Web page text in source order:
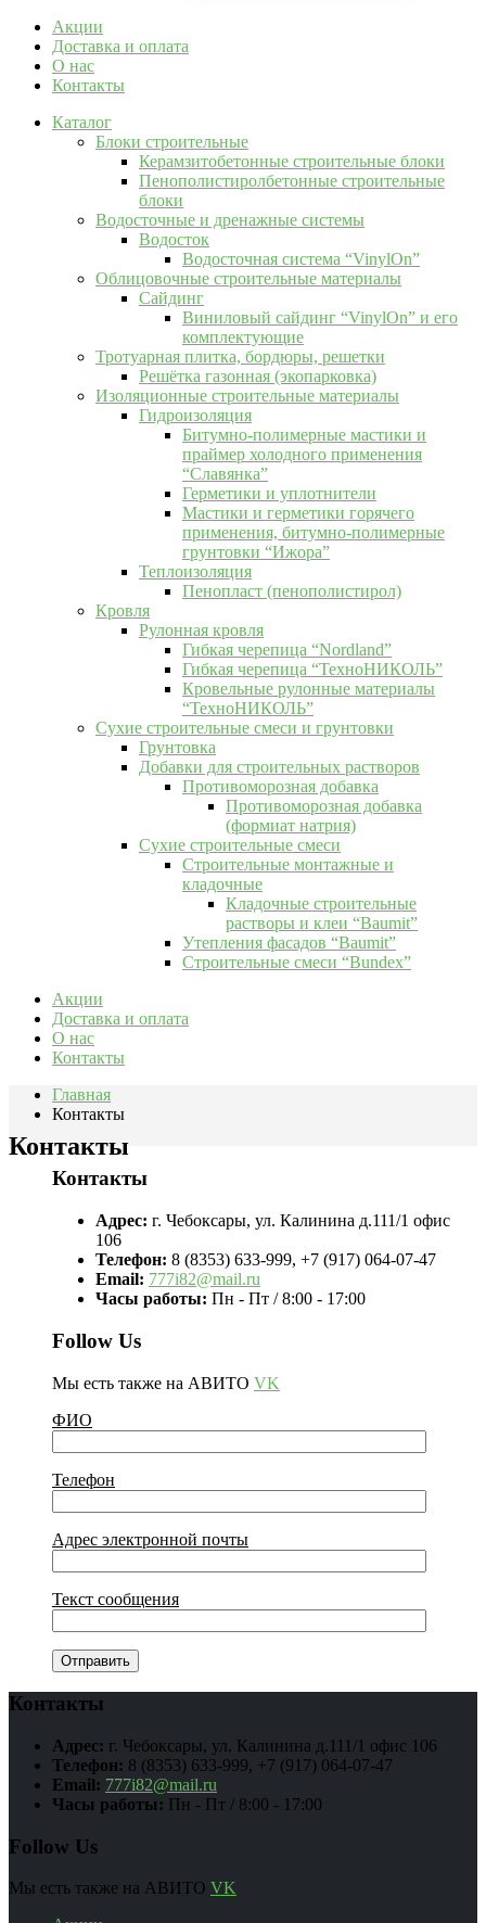
Акции
Доставка и оплата
О нас
Контакты
Каталог
Блоки строительные
Керамзитобетонные строительные блоки
Пенополистиролбетонные строительные
блоки
Водосточные и дренажные системы
Водосток
Водосточная система “VinylOn”
Облицовочные строительные материалы
Сайдинг
Виниловый сайдинг “VinylOn” и его
комплектующие
Тротуарная плитка, бордюры, решетки
Решётка газонная (экопарковка)
Изоляционные строительные материалы
Гидроизоляция
Битумно-полимерные мастики и
праймер холодного применения
“Славянка”
Герметики и уплотнители
Мастики и герметики горячего
применения, битумно-полимерные
грунтовки “Ижора”
Теплоизоляция
Пенопласт (пенополистирол)
Кровля
Рулонная кровля
Гибкая черепица “Nordland”
Гибкая черепица “ТехноНИКОЛЬ”
Кровельные рулонные материалы
“ТехноНИКОЛЬ”
Сухие строительные смеси и грунтовки
Грунтовка
Добавки для строительных растворов
Противоморозная добавка
Противоморозная добавка
(формиат натрия)
Сухие строительные смеси
Строительные монтажные и
кладочные
Кладочные строительные
растворы и клеи “Baumit”
Утепления фасадов “Baumit”
Строительные смеси “Bundex”
Акции
Доставка и оплата
О нас
Контакты
Главная
Контакты
Контакты
Контакты
Адрес: г. Чебоксары, ул. Калинина д.111/1 офис
106
Телефон: 8 (8353) 633-999, +7 (917) 064-07-47
Email: 777i82@mail.ru
Часы работы: Пн - Пт / 8:00 - 17:00
Follow Us
Мы есть также на АВИТО VK
ФИО
Телефон
Адрес электронной почты
Текст сообщения
Контакты
Адрес: г. Чебоксары, ул. Калинина д.111/1 офис 106
Телефон: 8 (8353) 633-999, +7 (917) 064-07-47
Email: 777i82@mail.ru
Часы работы: Пн - Пт / 8:00 - 17:00
Follow Us
Мы есть также на АВИТО VK